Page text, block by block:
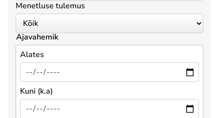
Menetluse tulemus
Ajavahemik
Alates
Kuni (k.a)